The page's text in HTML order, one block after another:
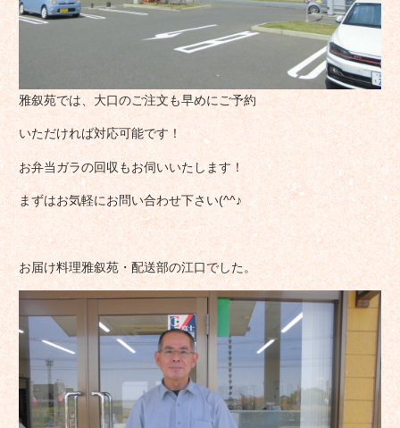
雅叙苑では、大口のご注文も早めにご予約
いただければ対応可能です！
お弁当ガラの回収もお伺いいたします！
まずはお気軽にお問い合わせ下さい(^^♪
お届け料理雅叙苑・配送部の江口でした。